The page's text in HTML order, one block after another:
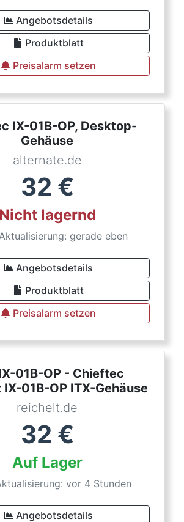
Angebotsdetails
Produktblatt
Preisalarm setzen
IX-01B-OP, Desktop-
Gehäuse
alternate.de
32 €
Nicht lagernd
gerade eben
Angebotsdetails
Produktblatt
Preisalarm setzen
01B-OP - Chieftec
01B-OP ITX-Gehäuse
reichelt.de
32 €
Auf Lager
vor 4 Stunden
Angebotsdetails